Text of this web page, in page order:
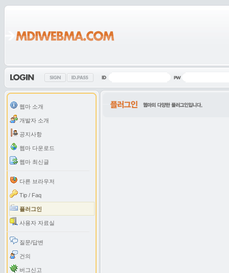
웹마 소개
개발자 소개
공지사항
웹마 다운로드
웹마 최신글
다른 브라우저
Tip / Faq
플러그인
사용자 자료실
질문/답변
건의
버그신고